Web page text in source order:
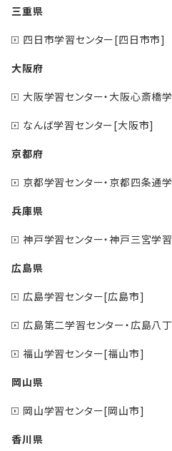
三重県
四日市学習センター[四日市市]
大阪府
大阪学習センター・大阪心斎橋
なんば学習センター[大阪市]
京都府
京都学習センター・京都四条通
兵庫県
神戸学習センター・神戸三宮学
広島県
広島学習センター[広島市]
広島第二学習センター・広島八
福山学習センター[福山市]
岡山県
岡山学習センター[岡山市]
香川県